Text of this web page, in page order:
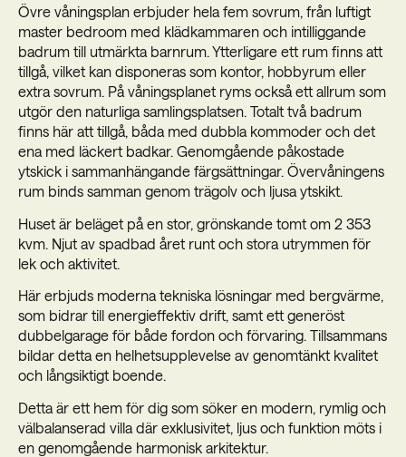
Övre våningsplan erbjuder hela fem sovrum, från luftigt
master bedroom med klädkammaren och intilliggande
badrum till utmärkta barnrum. Ytterligare ett rum finns att
tillgå, vilket kan disponeras som kontor, hobbyrum eller
extra sovrum. På våningsplanet ryms också ett allrum som
utgör den naturliga samlingsplatsen. Totalt två badrum
finns här att tillgå, båda med dubbla kommoder och det
ena med läckert badkar. Genomgående påkostade
ytskick i sammanhängande färgsättningar. Övervåningens
rum binds samman genom trägolv och ljusa ytskikt.
Huset är beläget på en stor, grönskande tomt om 2 353
kvm. Njut av spadbad året runt och stora utrymmen för
lek och aktivitet.
Här erbjuds moderna tekniska lösningar med bergvärme,
som bidrar till energieffektiv drift, samt ett generöst
dubbelgarage för både fordon och förvaring. Tillsammans
bildar detta en helhetsupplevelse av genomtänkt kvalitet
och långsiktigt boende.
Detta är ett hem för dig som söker en modern, rymlig och
välbalanserad villa där exklusivitet, ljus och funktion möts i
en genomgående harmonisk arkitektur.